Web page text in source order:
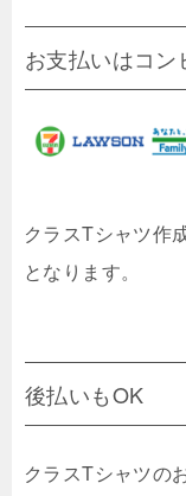
お支払いはコ
クラスTシャツ作
となります。
後払いもOK
クラスTシャツの